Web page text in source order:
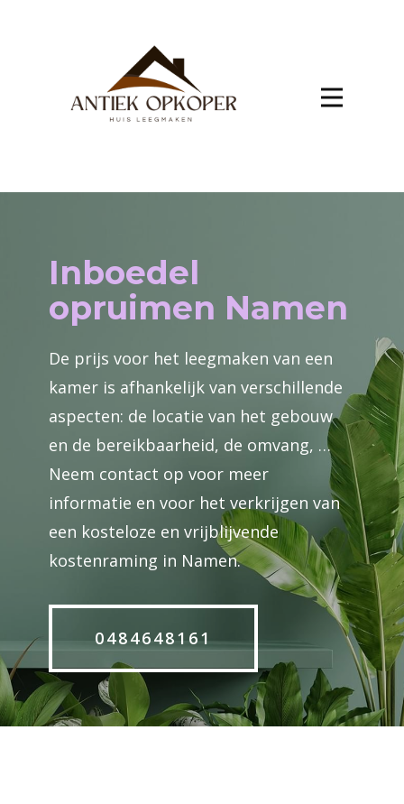
Inboedel
opruimen Namen
De prijs voor het leegmaken van een
kamer is afhankelijk van verschillende
aspecten: de locatie van het gebouw
en de bereikbaarheid, de omvang, …
Neem contact op voor meer
informatie en voor het verkrijgen van
een kosteloze en vrijblijvende
kostenraming in Namen.
0484648161